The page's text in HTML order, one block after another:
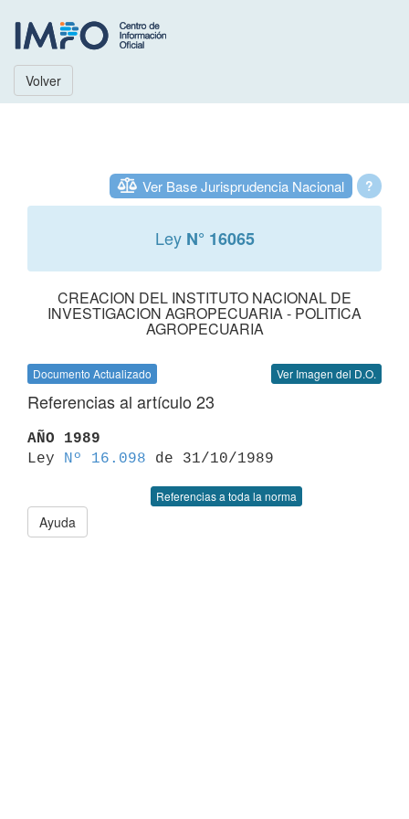
Volver
?
Ver Base Jurisprudencia Nacional
Ley N° 16065
CREACION DEL INSTITUTO NACIONAL DE
INVESTIGACION AGROPECUARIA - POLITICA
AGROPECUARIA
Documento Actualizado Ver Imagen del D.O.
Referencias al artículo 23
AÑO 1989
Ley
Nº 16.098
Referencias a toda la norma
Ayuda